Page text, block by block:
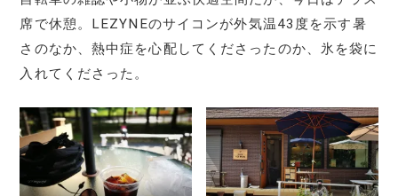
席で休憩。LEZYNEのサイコンが外気温43度を示す暑
さのなか、熱中症を心配してくださったのか、氷を袋に
入れてくださった。